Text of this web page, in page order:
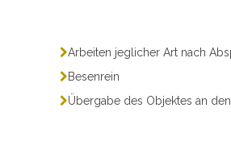
Arbeiten jeglicher Art nach
Besenrein
Übergabe des Objektes an